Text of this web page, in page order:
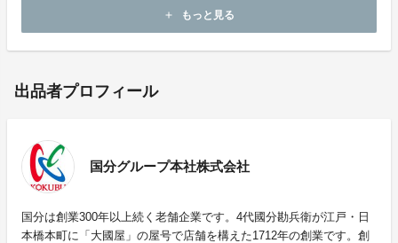
add もっと見る
出品者プロフィール
国分グループ本社株式会社
国分は創業300年以上続く老舗企業です。4代國分勘兵衛が江戸・日
本橋本町に「大國屋」の屋号で店舗を構えた1712年の創業です。創